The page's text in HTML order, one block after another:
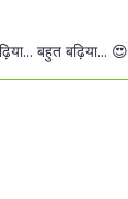
बहुत बढ़िया...